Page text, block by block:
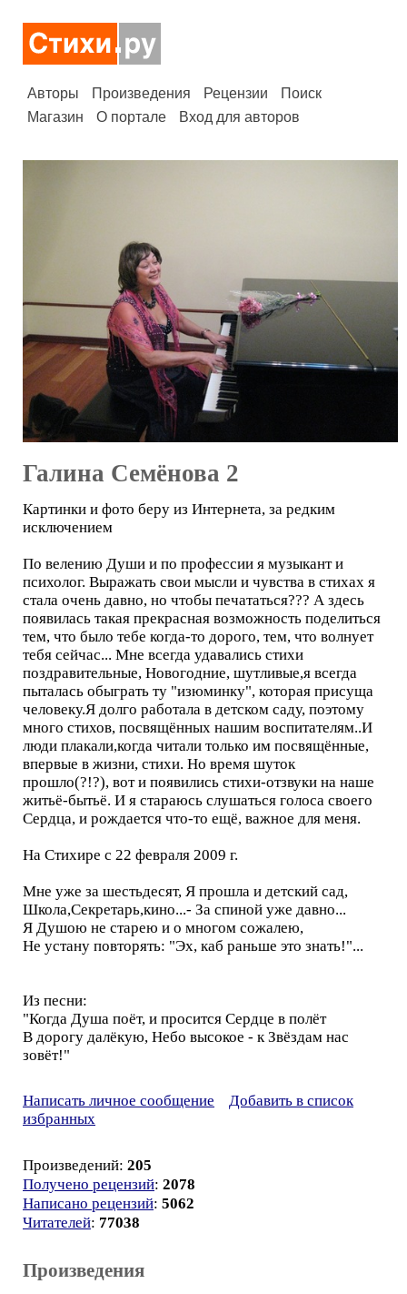
Авторы Произведения Рецензии
Поиск
Магазин
О портале Вход для авторов
Галина Семёнова 2
Картинки и фото беру из Интернета, за редким
исключением
По велению Души и по профессии я музыкант и
психолог. Выражать свои мысли и чувства в стихах я
стала очень давно, но чтобы печататься??? А здесь
появилась такая прекрасная возможность поделиться
тем, что было тебе когда-то дорого, тем, что волнует
тебя сейчас... Мне всегда удавались стихи
поздравительные, Новогодние, шутливые,я всегда
пыталась обыграть ту "изюминку", которая присуща
человеку.Я долго работала в детском саду, поэтому
много стихов, посвящённых нашим воспитателям..И
люди плакали,когда читали только им посвящённые,
впервые в жизни, стихи. Но время шуток
прошло(?!?), вот и появились стихи-отзвуки на наше
житьё-бытьё. И я стараюсь слушаться голоса своего
Сердца, и рождается что-то ещё, важное для меня.
На Стихире с 22 февраля 2009 г.
Мне уже за шестьдесят, Я прошла и детский сад,
Школа,Секретарь,кино...- За спиной уже давно...
Я Душою не старею и о многом сожалею,
Не устану повторять: "Эх, каб раньше это знать!"...
Из песни:
"Когда Душа поёт, и просится Сердце в полёт
В дорогу далёкую, Небо высокое - к Звёздам нас
зовёт!"
Написать личное сообщение
Добавить в список
избранных
Произведений: 205
Получено рецензий: 2078
Написано рецензий: 5062
Читателей: 77038
Произведения